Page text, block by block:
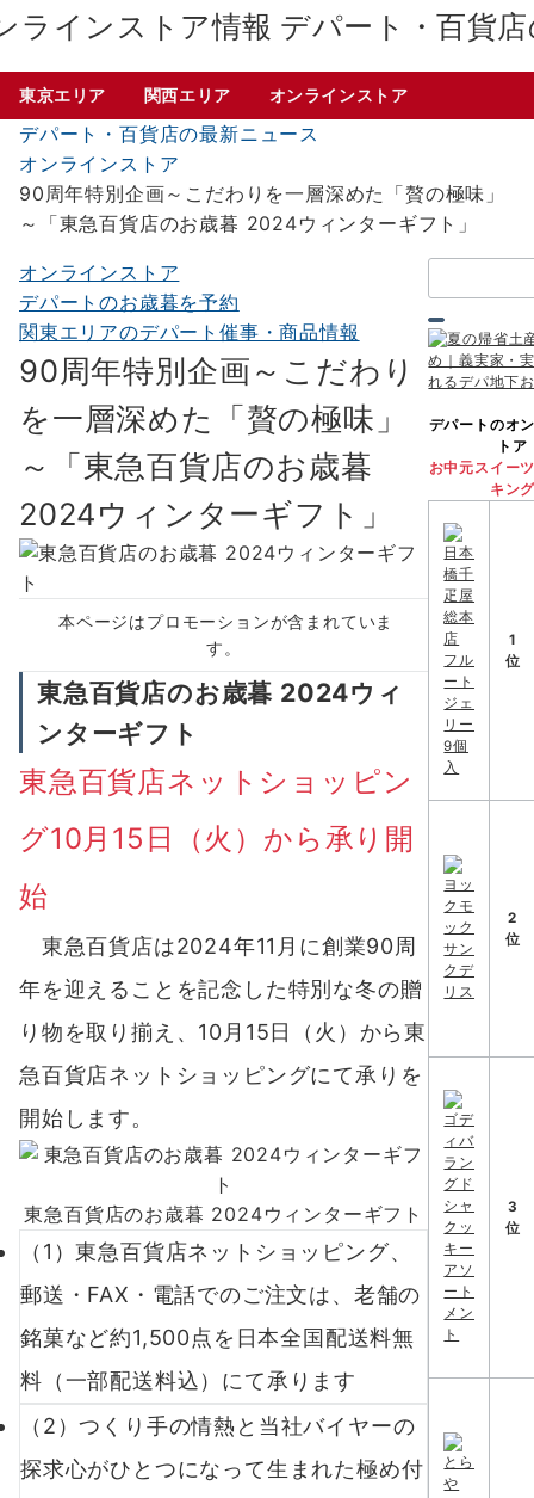
デパート・百貨
東京エリア 関西エリア オンラインストア
デパート・百貨店の最新ニュース
オンラインストア
90周年特別企画～こだわりを一層深めた「贅の極味」
～「東急百貨店のお歳暮 2024ウィンターギフト」
オンラインストア
デパートのお歳暮を予約
関東エリアのデパート催事・商品情報
90周年特別企画～こだわり
を一層深めた「贅の極味」
～「東急百貨店のお歳暮
2024ウィンターギフト」
本ページはプロモーションが含まれていま
す。
東急百貨店のお歳暮 2024ウィ
ンターギフト
東急百貨店ネットショッピン
グ10月15日（火）から承り開
始
東急百貨店は2024年11月に創業90周
年を迎えることを記念した特別な冬の贈
り物を取り揃え、10月15日（火）から東
急百貨店ネットショッピングにて承りを
開始します。
東急百貨店のお歳暮 2024ウィンターギフト
（1）東急百貨店ネットショッピング、
郵送・FAX・電話でのご注文は、老舗の
銘菓など約1,500点を日本全国配送料無
料（一部配送料込）にて承ります
（2）つくり手の情熱と当社バイヤーの
探求心がひとつになって生まれた極め付
索：
デパートのオ
トア
お中元スイー
キン
1
位
2
位
3
位